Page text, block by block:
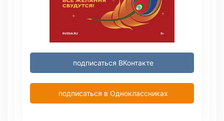
подписаться ВКонтакте
подписаться в Одноклассниках